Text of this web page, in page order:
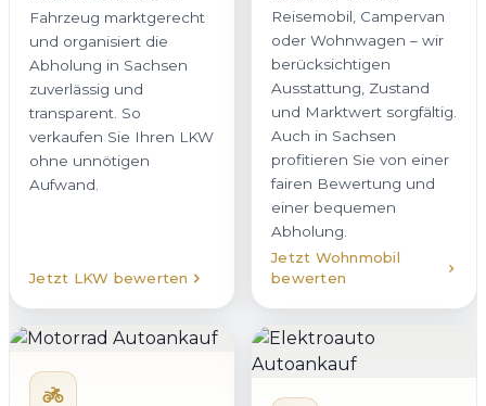
Fahrzeug marktgerecht
und organisiert die
Abholung in Sachsen
zuverlässig und
transparent. So
verkaufen Sie Ihren LKW
ohne unnötigen
Aufwand.
Jetzt LKW bewerten
Reisemobil, Campervan
oder Wohnwagen – wir
berücksichtigen
Ausstattung, Zustand
und Marktwert sorgfältig.
Auch in Sachsen
profitieren Sie von einer
fairen Bewertung und
einer bequemen
Abholung.
Jetzt Wohnmobil
bewerten